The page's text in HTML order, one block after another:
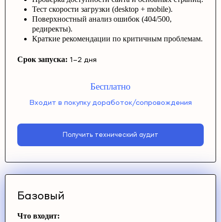
Тест скорости загрузки (desktop + mobile).
Поверхностный анализ ошибок (404/500,
редиректы).
Краткие рекомендации по критичным проблемам.
Срок запуска: 1–2 дня
Бесплатно
Входит в покупку доработок/сопровождения
Получить технический аудит
Базовый
Что входит: